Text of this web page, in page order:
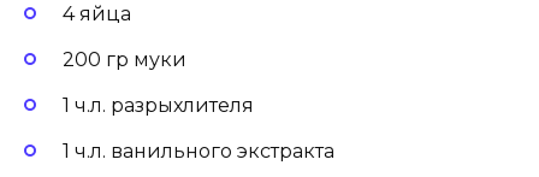
4 яйца
200 гр муки
1 ч.л. разрыхлителя
1 ч.л. ванильного экстракта